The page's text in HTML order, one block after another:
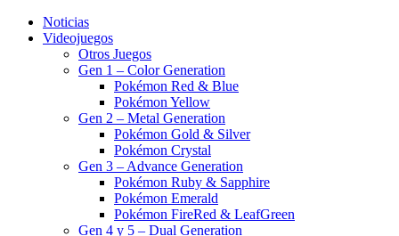
Noticias
Videojuegos
Otros Juegos
Gen 1 – Color Generation
Pokémon Red & Blue
Pokémon Yellow
Gen 2 – Metal Generation
Pokémon Gold & Silver
Pokémon Crystal
Gen 3 – Advance Generation
Pokémon Ruby & Sapphire
Pokémon Emerald
Pokémon FireRed & LeafGreen
Gen 4 y 5 – Dual Generation